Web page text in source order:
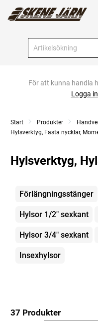
För att kunna handla
Logga in
Start Produkter
Hylsverktyg, Fasta nycklar,
Hylsverktyg,
Kategorier
Förlängningsstänger
Hylsor 1/2" sexkant
Hylsor 3/4" sexkant
Insexhylsor
37 Produkter